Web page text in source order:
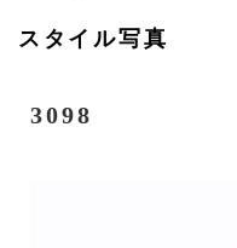
スタイル写真
3098